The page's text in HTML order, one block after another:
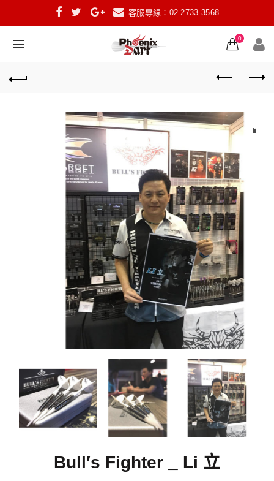
客服專線：02-2733-3568
0
Bull′s Fighter _ Li 立